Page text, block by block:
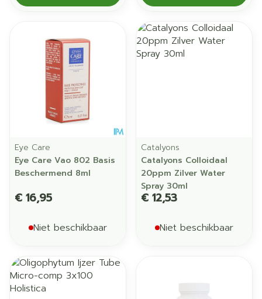
Eye Care
Eye Care Vao 802 Basis
Beschermend 8ml
€ 16,95
Niet beschikbaar
Catalyons
Catalyons Colloidaal
20ppm Zilver Water
Spray 30ml
€ 12,53
Niet beschikbaar